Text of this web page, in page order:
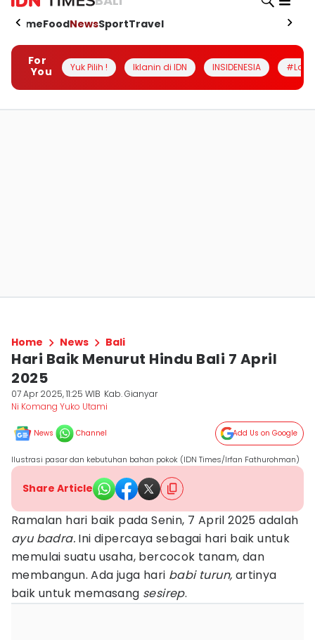
HomeFoodNewsSportTravel
For
You
Yuk Pilih ! Iklanin di IDN INSIDENESIA
Home News Bali
Hari Baik Menurut Hindu Bali 7 April
2025
07 Apr 2025, 11:25 WIB Kab. Gianyar
Ni Komang Yuko Utami
News Channel Add Us on Google
Ilustrasi pasar dan kebutuhan bahan pokok (IDN Times/Irfan Fathurohman)
Share Article
Ramalan hari baik pada Senin, 7 April 2025 adalah
ayu badra. Ini dipercaya sebagai hari baik untuk
memulai suatu usaha, bercocok tanam, dan
membangun. Ada juga hari babi turun, artinya
baik untuk memasang sesirep.